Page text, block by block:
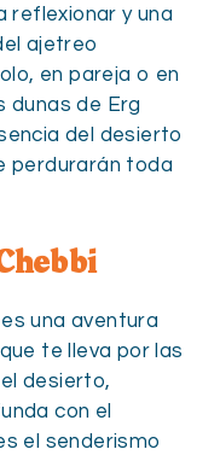
reflexionar y una
ajetreo
en pareja o en
dunas de Erg
del desierto
perdurarán toda
una aventura
te lleva por las
desierto,
con el
el senderismo